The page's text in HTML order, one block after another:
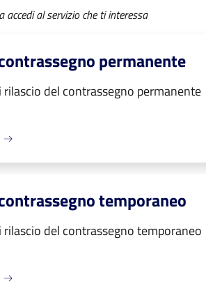
accedi al servizio che ti interessa
permanente
del contrassegno permanente
temporaneo
del contrassegno temporaneo